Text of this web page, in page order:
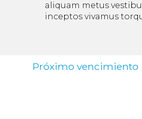
aliquam metus
inceptos vivamus
Próximo vencimiento